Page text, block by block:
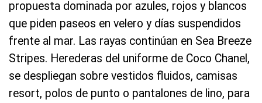
propuesta dominada por azules, rojos y blancos
que piden paseos en velero y días suspendidos
frente al mar. Las rayas continúan en Sea Breeze
Stripes. Herederas del uniforme de Coco Chanel,
se despliegan sobre vestidos fluidos, camisas
resort, polos de punto o pantalones de lino, para